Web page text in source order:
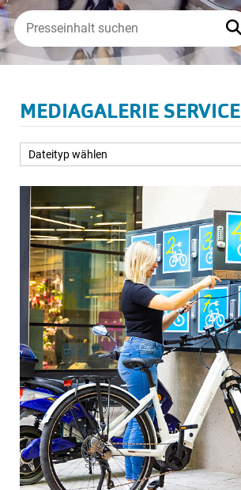
MEDIAGALERIE SERVICE